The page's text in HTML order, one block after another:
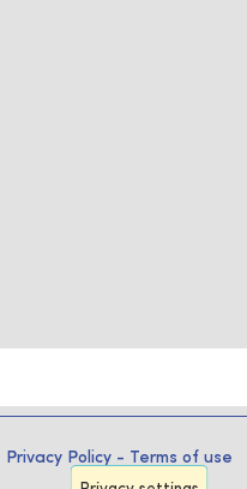
Privacy Policy - Terms of use